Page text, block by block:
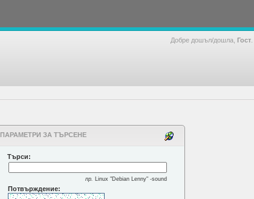
Добре дошъл/дошла, Гост
ПАРАМЕТРИ ЗА ТЪРСЕНЕ
Търси:
пр. Linux "Debian Lenny" -sound
Потвърждение: